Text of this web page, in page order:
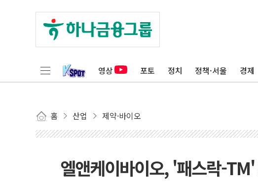
영상 포토 정치 정책·서울 경제
홈 산업 제약·바이오
엘앤케이바이오, '패스락-